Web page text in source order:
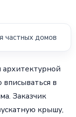
частных домов
архитектурной
в
Заказчик
крышу,